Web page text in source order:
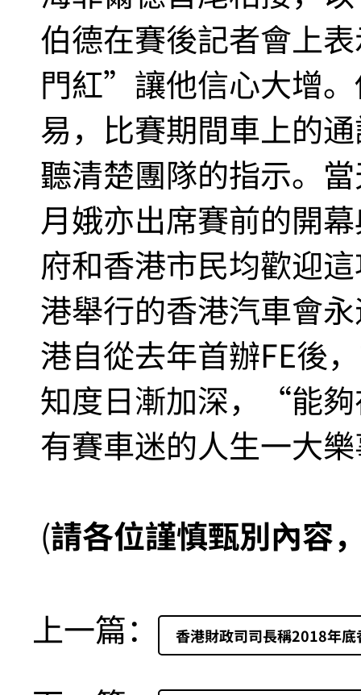
伯德在賽後記者會上
門紅”讓他信心大增
易，比賽期間車上的
聽清楚團隊的指示。
月娥亦出席賽前的開
府和香港市民均歡迎
港舉行的香港汽車會
港自從去年首辦FE後
知度日漸加深，“能
有賽車迷的人生一大
(請各位謹慎甄別內容
上一篇： 香港財政司司長稱2018年